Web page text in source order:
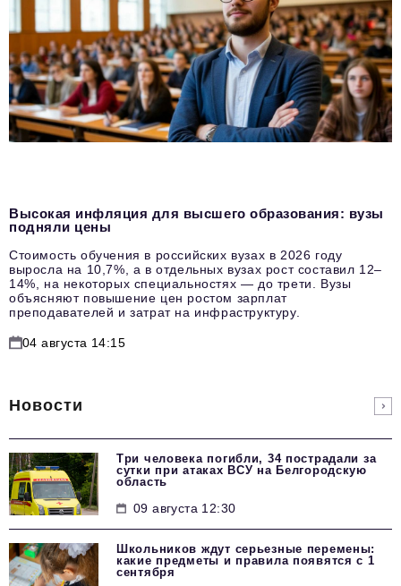
Высокая инфляция для высшего образования: вузы
подняли цены
Стоимость обучения в российских вузах в 2026 году
выросла на 10,7%, а в отдельных вузах рост составил 12–
14%, на некоторых специальностях — до трети. Вузы
объясняют повышение цен ростом зарплат
преподавателей и затрат на инфраструктуру.
04 августа 14:15
Новости
Три человека погибли, 34 пострадали за
сутки при атаках ВСУ на Белгородскую
область
09 августа 12:30
Школьников ждут серьезные перемены:
какие предметы и правила появятся с 1
сентября